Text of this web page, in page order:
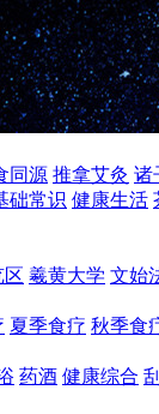
同源 推拿艾灸 诸
础常识 健康生活
区 羲黄大学 文始
夏季食疗 秋季食
药酒 健康综合